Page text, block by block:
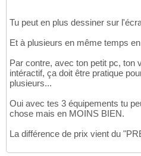
Tu peut en plus dessiner sur
Et à plusieurs en même temps
Par contre, avec ton petit pc, ton
intéractif, ça doit être pratique
plusieurs...
Oui avec tes 3 équipements tu
chose mais en MOINS BIEN.
La différence de prix vient du